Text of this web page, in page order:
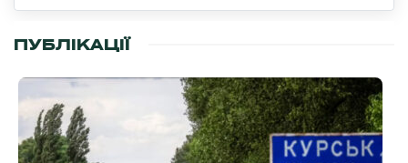
ПУБЛІКАЦІЇ